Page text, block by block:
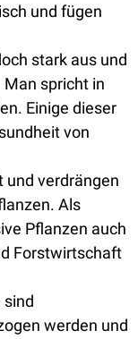
und fügen
stark aus und
spricht in
Einige dieser
von
und verdrängen
Als
Pflanzen auch
Forstwirtschaft
sind
werden und